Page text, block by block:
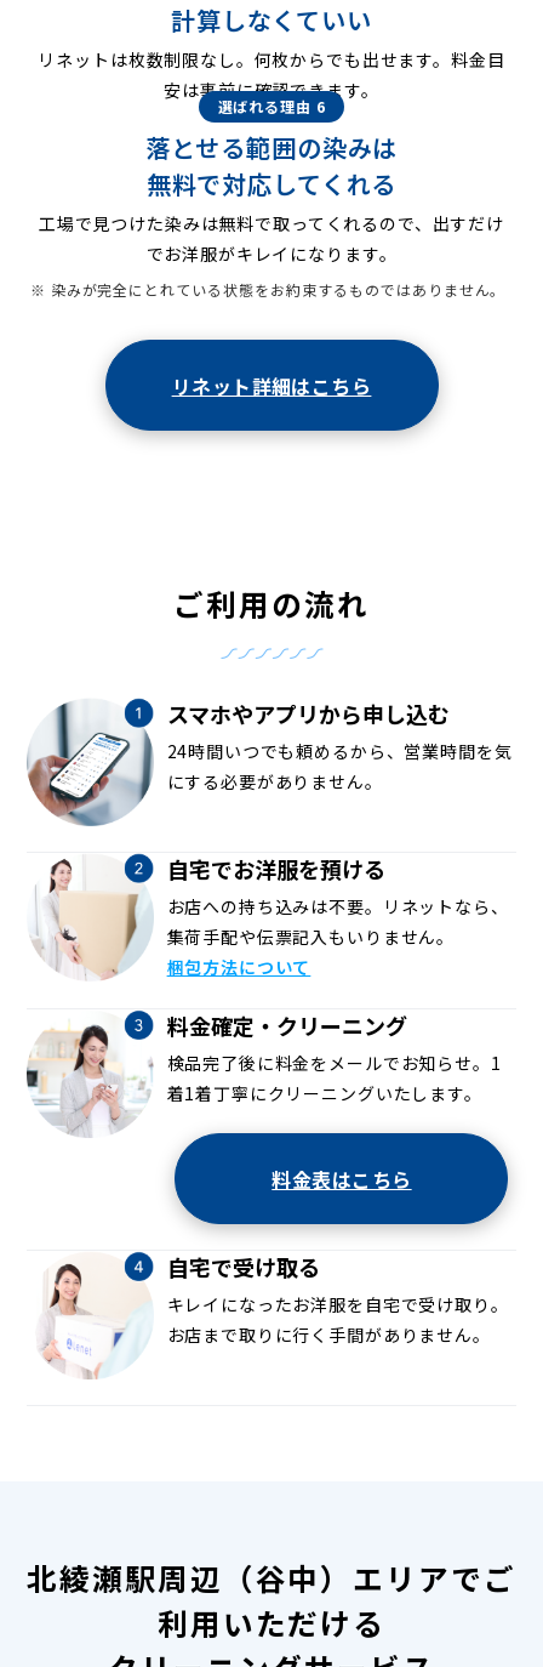
計算しなくていい
リネットは枚数制限なし。何枚からでも出せます。料金目
安は事前に確認できます。
選ばれる理由 6
落とせる範囲の染みは
無料で対応してくれる
工場で見つけた染みは無料で取ってくれるので、出すだけ
でお洋服がキレイになります。
※ 染みが完全にとれている状態をお約束するものではありません。
リネット詳細はこちら
ご利用の流れ
スマホやアプリから申し込む
24時間いつでも頼めるから、営業時間を気
にする必要がありません。
自宅でお洋服を預ける
お店への持ち込みは不要。リネットなら、
集荷手配や伝票記入もいりません。
梱包方法について
料金確定・クリーニング
検品完了後に料金をメールでお知らせ。1
着1着丁寧にクリーニングいたします。
料金表はこちら
自宅で受け取る
キレイになったお洋服を自宅で受け取り。
お店まで取りに行く手間がありません。
北綾瀬駅周辺（谷中）エリアでご
利用いただける